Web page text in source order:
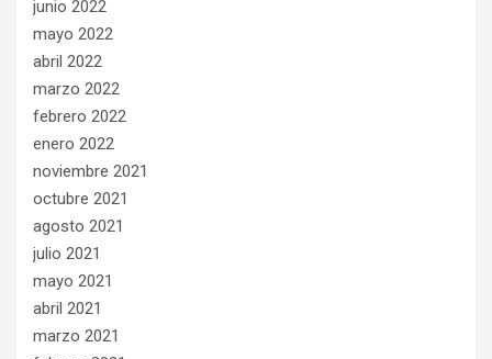
junio 2022
mayo 2022
abril 2022
marzo 2022
febrero 2022
enero 2022
noviembre 2021
octubre 2021
agosto 2021
julio 2021
mayo 2021
abril 2021
marzo 2021